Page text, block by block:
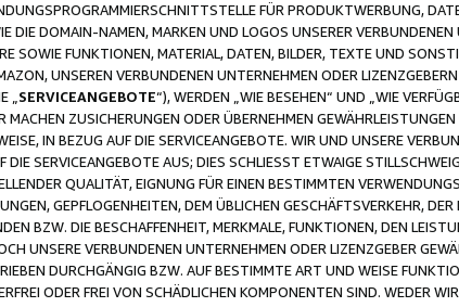
FÜR PRODUKTWERBUNG,
DIE DOMAIN-NAMEN, MARKEN UND LOGOS UNSERER
SOWIE FUNKTIONEN, MATERIAL, DATEN, BILDER, TEXTE UND
UNSEREN VERBUNDENEN UNTERNEHMEN ODER
„ SERVICEANGEBOTE“), WERDEN „WIE BESEHEN“ UND „WIE
MACHEN ZUSICHERUNGEN ODER ÜBERNEHMEN
IN BEZUG AUF DIE SERVICEANGEBOTE. WIR UND UNSERE
DIE SERVICEANGEBOTE AUS; DIES SCHLIESST ETWAIGE
QUALITÄT, EIGNUNG FÜR EINEN BESTIMMTEN
GEPFLOGENHEITEN, DEM ÜBLICHEN GESCHÄFTSVERKEHR,
BZW. DIE BESCHAFFENHEIT, MERKMALE, FUNKTIONEN, DEN
UNSERE VERBUNDENEN UNTERNEHMEN ODER LIZENZGEBER
DURCHGÄNGIG BZW. AUF BESTIMMTE ART UND WEISE
ODER FREI VON SCHÄDLICHEN KOMPONENTEN SIND. WEDER